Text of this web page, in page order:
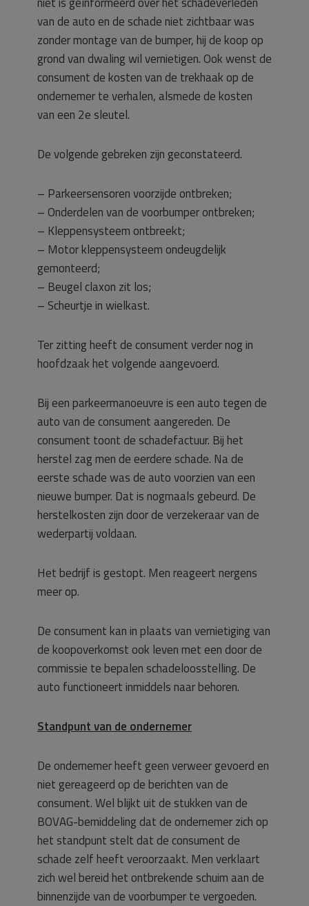
van de auto en de schade niet zichtbaar was
zonder montage van de bumper, hij de koop op
grond van dwaling wil vernietigen. Ook wenst de
consument de kosten van de trekhaak op de
ondernemer te verhalen, alsmede de kosten
van een 2e sleutel.
De volgende gebreken zijn geconstateerd.
– Parkeersensoren voorzijde ontbreken;
– Onderdelen van de voorbumper ontbreken;
– Kleppensysteem ontbreekt;
– Motor kleppensysteem ondeugdelijk
gemonteerd;
– Beugel claxon zit los;
– Scheurtje in wielkast.
Ter zitting heeft de consument verder nog in
hoofdzaak het volgende aangevoerd.
Bij een parkeermanoeuvre is een auto tegen de
auto van de consument aangereden. De
consument toont de schadefactuur. Bij het
herstel zag men de eerdere schade. Na de
eerste schade was de auto voorzien van een
nieuwe bumper. Dat is nogmaals gebeurd. De
herstelkosten zijn door de verzekeraar van de
wederpartij voldaan.
Het bedrijf is gestopt. Men reageert nergens
meer op.
De consument kan in plaats van vernietiging van
de koopoverkomst ook leven met een door de
commissie te bepalen schadeloosstelling. De
auto functioneert inmiddels naar behoren.
Standpunt van de ondernemer
De ondernemer heeft geen verweer gevoerd en
niet gereageerd op de berichten van de
consument. Wel blijkt uit de stukken van de
BOVAG-bemiddeling dat de ondernemer zich op
het standpunt stelt dat de consument de
schade zelf heeft veroorzaakt. Men verklaart
zich wel bereid het ontbrekende schuim aan de
binnenzijde van de voorbumper te vergoeden.